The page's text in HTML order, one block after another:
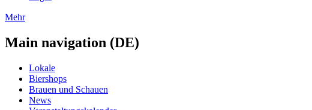
Mehr
Main navigation (DE)
Lokale
Biershops
Brauen und Schauen
News